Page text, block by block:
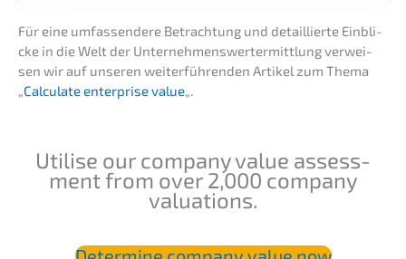
Für eine umfas­sen­de­re Betrach­tung und detail­lier­te Einbli­
cke in die Welt der Unter­neh­mens­wert­ermitt­lung verwei­
sen wir auf unseren weiter­füh­ren­den Artikel zum Thema
„Calcu­la­te enter­pri­se value„.
Utili­se our compa­ny value assess­
ment from over 2,000 compa­ny
valuations.